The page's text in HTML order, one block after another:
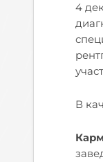
4
В